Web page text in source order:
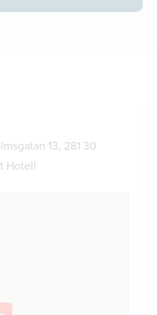
13, 281 30
Hotell